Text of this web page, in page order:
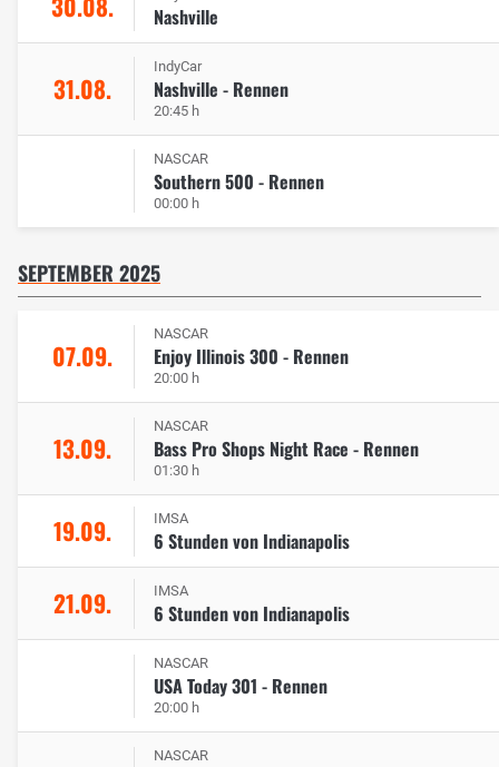
Nashville
31.08.
IndyCar
Nashville - Rennen
20:45 h
NASCAR
Southern 500 - Rennen
00:00 h
SEPTEMBER 2025
07.09.
NASCAR
Enjoy Illinois 300 - Rennen
20:00 h
13.09.
NASCAR
Bass Pro Shops Night Race - Rennen
01:30 h
19.09. IMSA
6 Stunden von Indianapolis
21.09. IMSA
6 Stunden von Indianapolis
NASCAR
USA Today 301 - Rennen
20:00 h
NASCAR